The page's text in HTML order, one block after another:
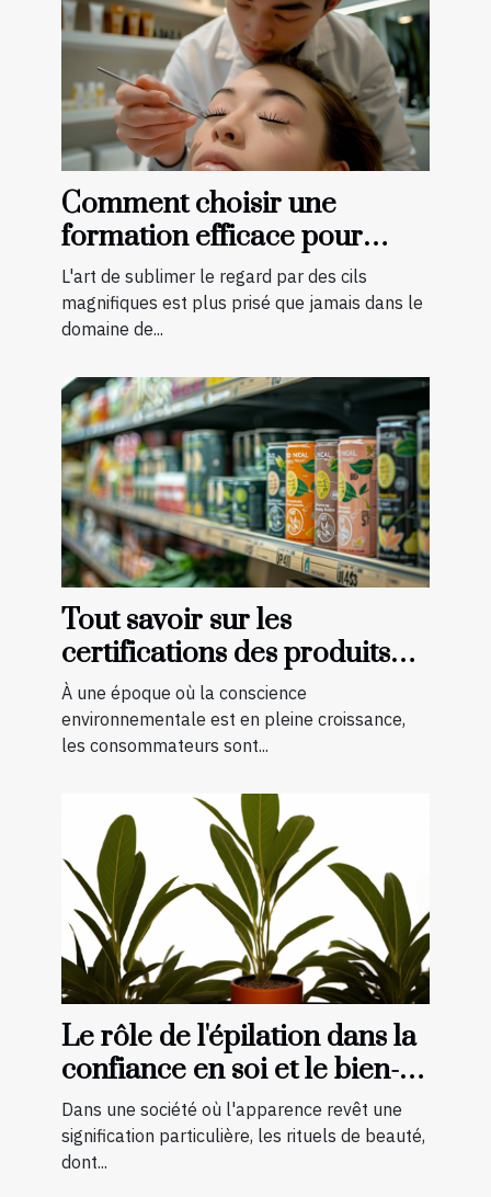
Comment choisir une
formation efficace pour
devenir technicienne de cils
certifiée
L'art de sublimer le regard par des cils
magnifiques est plus prisé que jamais dans le
domaine de...
Tout savoir sur les
certifications des produits
bio et naturels
À une époque où la conscience
environnementale est en pleine croissance,
les consommateurs sont...
Le rôle de l'épilation dans la
confiance en soi et le bien-
être général
Dans une société où l'apparence revêt une
signification particulière, les rituels de beauté,
dont...